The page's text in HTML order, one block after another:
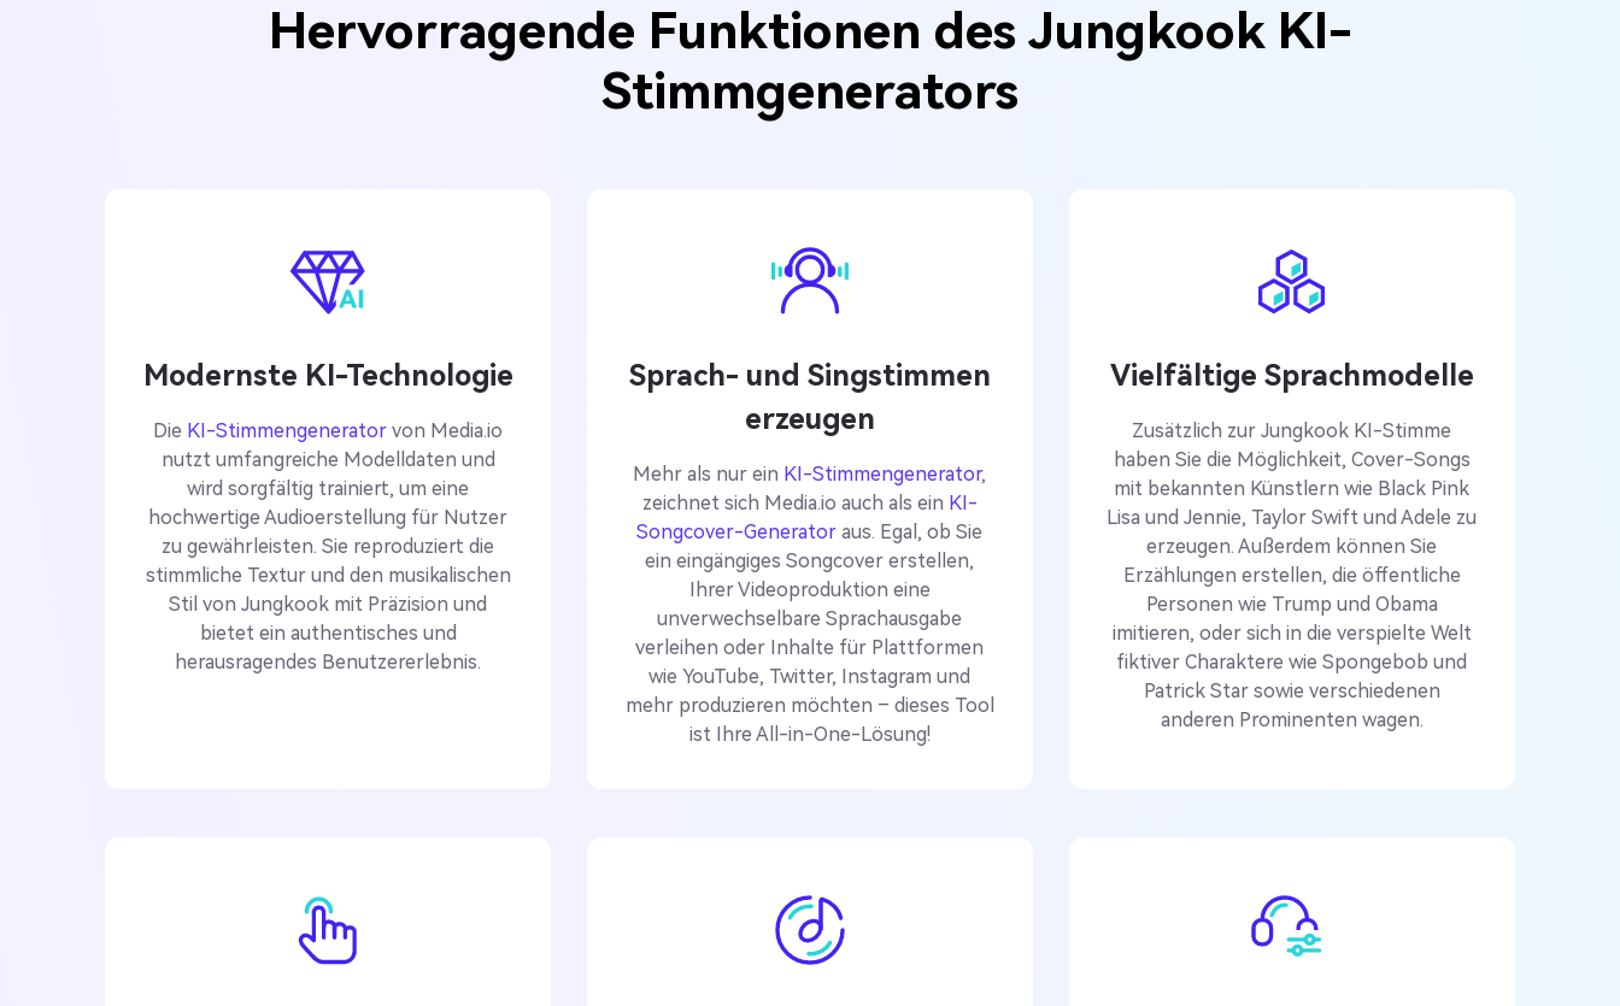
Hervorragende Funktionen des Jungkook KI-
Stimmgenerators
Modernste KI-Technologie
Die KI-Stimmengenerator von Media.io
nutzt umfangreiche Modelldaten und
wird sorgfältig trainiert, um eine
hochwertige Audioerstellung für Nutzer
zu gewährleisten. Sie reproduziert die
stimmliche Textur und den musikalischen
Stil von Jungkook mit Präzision und
bietet ein authentisches und
herausragendes Benutzererlebnis.
Sprach- und Singstimmen
erzeugen
Mehr als nur ein KI-Stimmengenerator,
zeichnet sich Media.io auch als ein KI-
Songcover-Generator aus. Egal, ob Sie
ein eingängiges Songcover erstellen,
Ihrer Videoproduktion eine
unverwechselbare Sprachausgabe
verleihen oder Inhalte für Plattformen
wie YouTube, Twitter, Instagram und
mehr produzieren möchten – dieses Tool
ist Ihre All-in-One-Lösung!
Vielfältige Sprachmodelle
Zusätzlich zur Jungkook KI-Stimme
haben Sie die Möglichkeit, Cover-Songs
mit bekannten Künstlern wie Black Pink
Lisa und Jennie, Taylor Swift und Adele zu
erzeugen. Außerdem können Sie
Erzählungen erstellen, die öffentliche
Personen wie Trump und Obama
imitieren, oder sich in die verspielte Welt
fiktiver Charaktere wie Spongebob und
Patrick Star sowie verschiedenen
anderen Prominenten wagen.